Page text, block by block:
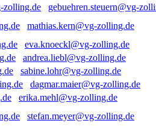
gebuehren.steuern@vg-
mathias.kern@vg-zolling.de
eva.knoeckl@vg-zolling.de
andrea.liebl@vg-zolling.de
sabine.lohr@vg-zolling.de
dagmar.maier@vg-zolling.de
erika.mehl@vg-zolling.de
stefan.meyer@vg-zolling.de